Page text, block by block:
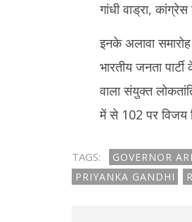
गांधी वाड्रा,
इनके अलावा समारोह
भारतीय जनता
वाला संयुक्त
में से 102 पर विजय
TAGS: GOVERNOR
PRIYANKA GANDHI